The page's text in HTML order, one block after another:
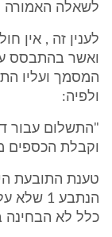
לשאלה האמורה
לענין זה , אין
ואשר בהתבסס
ולפיה:
"התשלום עבור
וקבלת הכספים
טענת התובעת
הנתבע
כלל לא הבחינה